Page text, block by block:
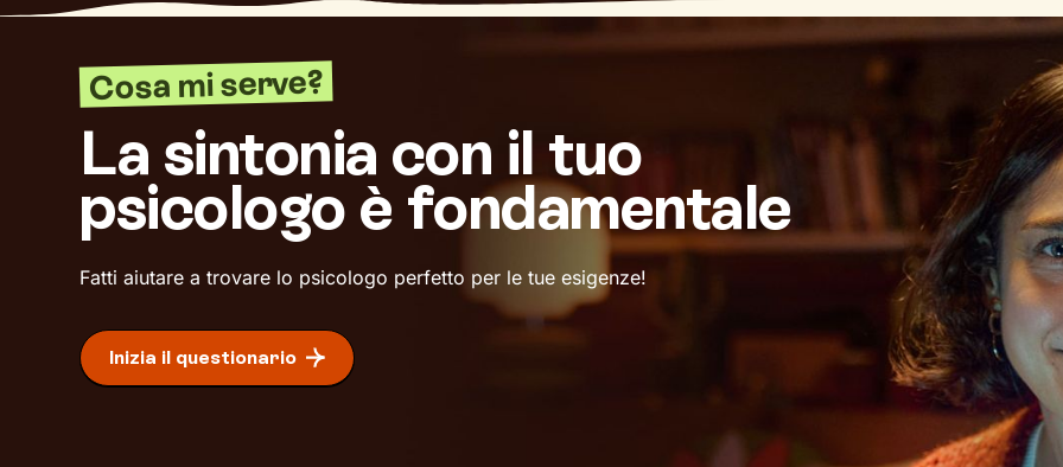
Cosa mi serve?
La sintonia con il tuo
psicologo è fondamentale
Fatti aiutare a trovare lo psicologo perfetto per le tue esigenze!
Inizia il questionario